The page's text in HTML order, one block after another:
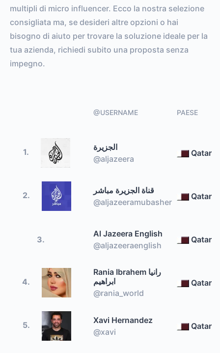
multipli di micro influencer. Ecco la nostra selezione
consigliata ma, se desideri altre opzioni o hai
bisogno di aiuto per trovare la soluzione ideale per la
tua azienda, richiedi subito una proposta senza
impegno.
@USERNAME PAESE
1.
الجزيرة
@aljazeera
Qatar
2.
قناة الجزيرة مباشر
@aljazeeramubasher
Qatar
3.
Al Jazeera English
@aljazeeraenglish
Qatar
4.
Rania Ibrahem رانيا
ابراهيم
@rania_world
Qatar
5.
Xavi Hernandez
@xavi
Qatar